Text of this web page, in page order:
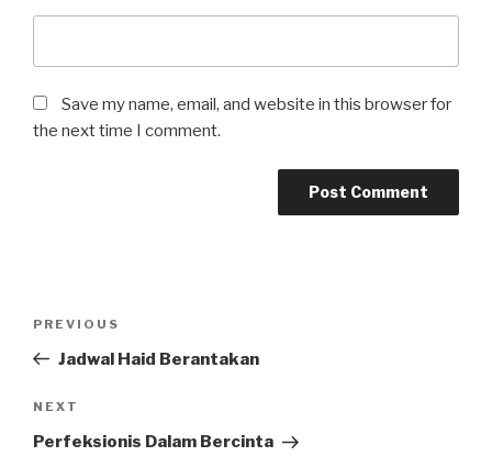
Save my name, email, and website in this browser for
the next time I comment.
Previous
Post
PREVIOUS
Jadwal Haid Berantakan
Next
Post
NEXT
Perfeksionis Dalam Bercinta